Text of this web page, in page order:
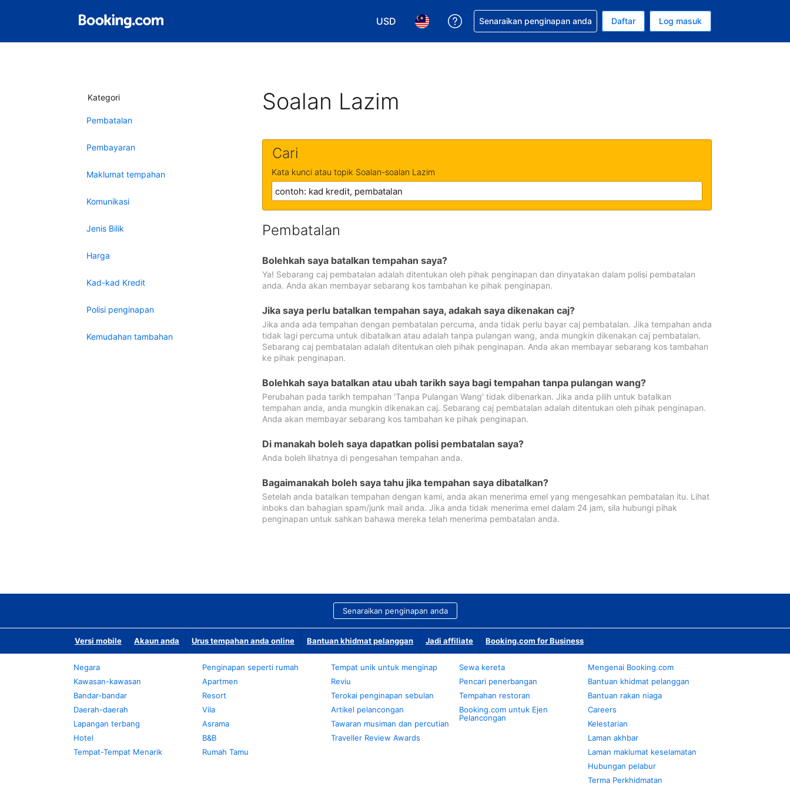
USD
Pilih mata wang anda. Mata wang semasa anda adalah Dolar A.S.
Pilih bahasa anda. Bahasa semasa anda adalah Bahasa Malaysia
Dapatkan bantuan bagi tempahan anda
Senaraikan penginapan anda Daftar Log masuk
Kategori
Pembatalan
Pembayaran
Maklumat tempahan
Komunikasi
Jenis Bilik
Harga
Kad-kad Kredit
Polisi penginapan
Kemudahan tambahan
Soalan Lazim
Cari
Kata kunci atau topik Soalan-soalan Lazim
Pembatalan
Bolehkah saya batalkan tempahan saya?
Ya! Sebarang caj pembatalan adalah ditentukan oleh pihak penginapan dan dinyatakan dalam polisi pembatalan
anda. Anda akan membayar sebarang kos tambahan ke pihak penginapan.
Jika saya perlu batalkan tempahan saya, adakah saya dikenakan caj?
Jika anda ada tempahan dengan pembatalan percuma, anda tidak perlu bayar caj pembatalan. Jika tempahan anda
tidak lagi percuma untuk dibatalkan atau adalah tanpa pulangan wang, anda mungkin dikenakan caj pembatalan.
Sebarang caj pembatalan adalah ditentukan oleh pihak penginapan. Anda akan membayar sebarang kos tambahan
ke pihak penginapan.
Bolehkah saya batalkan atau ubah tarikh saya bagi tempahan tanpa pulangan wang?
Perubahan pada tarikh tempahan 'Tanpa Pulangan Wang' tidak dibenarkan. Jika anda pilih untuk batalkan
tempahan anda, anda mungkin dikenakan caj. Sebarang caj pembatalan adalah ditentukan oleh pihak penginapan.
Anda akan membayar sebarang kos tambahan ke pihak penginapan.
Di manakah boleh saya dapatkan polisi pembatalan saya?
Anda boleh lihatnya di pengesahan tempahan anda.
Bagaimanakah boleh saya tahu jika tempahan saya dibatalkan?
Setelah anda batalkan tempahan dengan kami, anda akan menerima emel yang mengesahkan pembatalan itu. Lihat
inboks dan bahagian spam/junk mail anda. Jika anda tidak menerima emel dalam 24 jam, sila hubungi pihak
penginapan untuk sahkan bahawa mereka telah menerima pembatalan anda.
Senaraikan penginapan anda
Versi mobile Akaun anda Urus tempahan anda online Bantuan khidmat pelanggan Jadi affiliate Booking.com for Business
Negara
Kawasan-kawasan
Bandar-bandar
Daerah-daerah
Lapangan terbang
Hotel
Tempat-Tempat Menarik
Penginapan seperti rumah
Apartmen
Resort
Vila
Asrama
B&B
Rumah Tamu
Tempat unik untuk menginap
Reviu
Terokai penginapan sebulan
Artikel pelancongan
Tawaran musiman dan percutian
Traveller Review Awards
Sewa kereta
Pencari penerbangan
Tempahan restoran
Booking.com untuk Ejen
Pelancongan
Mengenai Booking.com
Bantuan khidmat pelanggan
Bantuan rakan niaga
Careers
Kelestarian
Laman akhbar
Laman maklumat keselamatan
Hubungan pelabur
Terma Perkhidmatan